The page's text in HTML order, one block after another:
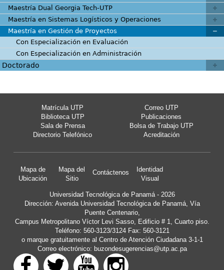
Maestría Dual Georgia Tech-UTP
Maestría en Sistemas Logísticos y Operaciones
Maestría en Gestión de Proyectos
Con Especialización en Evaluación
Con Especialización en Administración
Doctorado
Matrícula UTP
Correo UTP
Biblioteca UTP
Publicaciones
Sala de Prensa
Bolsa de Trabajo UTP
Directorio Telefónico
Acreditación
Mapa de
Ubicación
Mapa del
Sitio
Contáctenos
Identidad
Visual
Universidad Tecnológica de Panamá - 2026
Dirección: Avenida Universidad Tecnológica de Panamá, Vía
Puente Centenario,
Campus Metropolitano Víctor Levi Sasso, Edificio # 1, Cuarto piso.
Teléfono: 560-3123/3124 Fax: 560-3121
o marque gratuitamente al Centro de Atención Ciudadana 3-1-1
Correo electrónico: buzondesugerencias@utp.ac.pa